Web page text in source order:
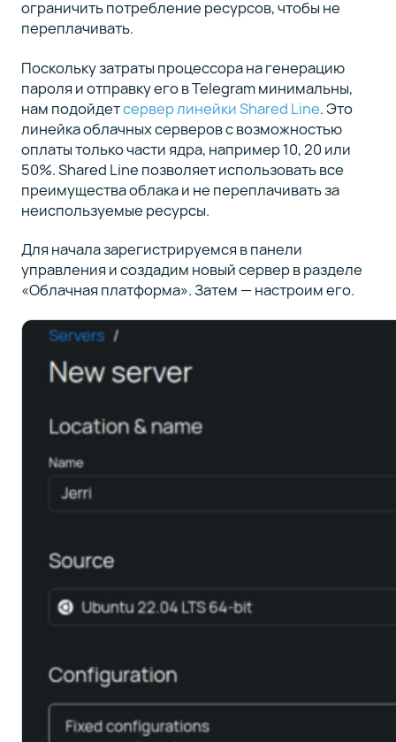
ограничить потребление ресурсов, чтобы не
переплачивать.
Поскольку затраты процессора на генерацию
пароля и отправку его в Telegram минимальны,
нам подойдетсервер линейки Shared Line. Это
линейка облачных серверов с возможностью
оплаты только части ядра, например 10, 20 или
50%. Shared Line позволяет использовать все
преимущества облака и не переплачивать за
неиспользуемые ресурсы.
Для начала зарегистрируемся в панели
управления и создадим новый сервер в разделе
«Облачная платформа». Затем — настроим его.